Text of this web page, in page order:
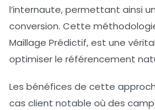
l’internaute, permettant ainsi
conversion. Cette
Maillage Prédictif, est une
optimiser le référencement
Les bénéfices de cette
cas client notable où des